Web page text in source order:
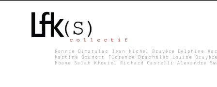
Ronnie Dimatulac Jean Michel Bruyère Delphine
Martine Brunott Florence Drachsler Louise
Mbaye Salah Khouiel Richard Castelli Alexandre